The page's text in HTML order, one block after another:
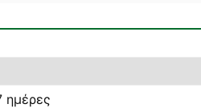
ημέρες